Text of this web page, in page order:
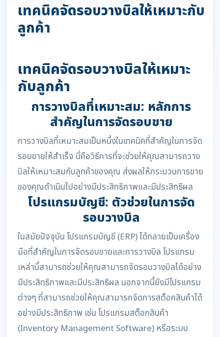
เทคนิคจัดรอบวางบิลให้เหมาะกับ
ลูกค้า
เทคนิคจัดรอบวางบิลให้เหมาะ
กับลูกค้า
การวางบิลที่เหมาะสม: หลักการ
สำคัญในการจัดรอบขาย
การวางบิลที่เหมาะสมเป็นหนึ่งในเทคนิคที่สำคัญในการจัด
รอบขายให้สำเร็จ นี่คือวิธีการที่จะช่วยให้คุณสามารถวาง
บิลให้เหมาะสมกับลูกค้าของคุณ ส่งผลให้กระบวนการขาย
ของคุณดำเนินไปอย่างมีประสิทธิภาพและมีประสิทธิผล
โปรแกรมบัญชี: ตัวช่วยในการจัด
รอบวางบิล
ในสมัยปัจจุบัน โปรแกรมบัญชี (ERP) ได้กลายเป็นเครื่อง
มือที่สำคัญในการจัดรอบขายและการวางบิล โปรแกรม
เหล่านี้สามารถช่วยให้คุณสามารถจัดรอบวางบิลได้อย่าง
มีประสิทธิภาพและมีประสิทธิผล นอกจากนี้ยังมีโปรแกรม
ต่างๆ ที่สามารถช่วยให้คุณสามารถจัดการสต็อกสินค้าได้
อย่างมีประสิทธิภาพ เช่น โปรแกรมสต็อกสินค้า
(Inventory Management Software) หรือระบบ